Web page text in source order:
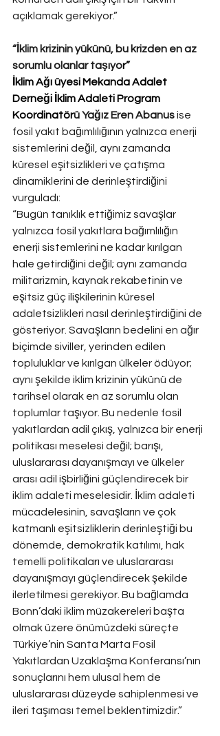
açıklamak gerekiyor.”
“İklim krizinin yükünü, bu krizden en az
sorumlu olanlar taşıyor”
İklim Ağı üyesi Mekanda Adalet
Derneği İklim Adaleti Program
Koordinatörü Yağız Eren Abanus ise
fosil yakıt bağımlılığının yalnızca enerji
sistemlerini değil, aynı zamanda
küresel eşitsizlikleri ve çatışma
dinamiklerini de derinleştirdiğini
vurguladı:
“Bugün tanıklık ettiğimiz savaşlar
yalnızca fosil yakıtlara bağımlılığın
enerji sistemlerini ne kadar kırılgan
hale getirdiğini değil; aynı zamanda
militarizmin, kaynak rekabetinin ve
eşitsiz güç ilişkilerinin küresel
adaletsizlikleri nasıl derinleştirdiğini de
gösteriyor. Savaşların bedelini en ağır
biçimde siviller, yerinden edilen
topluluklar ve kırılgan ülkeler ödüyor;
aynı şekilde iklim krizinin yükünü de
tarihsel olarak en az sorumlu olan
toplumlar taşıyor. Bu nedenle fosil
yakıtlardan adil çıkış, yalnızca bir enerji
politikası meselesi değil; barışı,
uluslararası dayanışmayı ve ülkeler
arası adil işbirliğini güçlendirecek bir
iklim adaleti meselesidir. İklim adaleti
mücadelesinin, savaşların ve çok
katmanlı eşitsizliklerin derinleştiği bu
dönemde, demokratik katılımı, hak
temelli politikaları ve uluslararası
dayanışmayı güçlendirecek şekilde
ilerletilmesi gerekiyor. Bu bağlamda
Bonn’daki iklim müzakereleri başta
olmak üzere önümüzdeki süreçte
Türkiye’nin Santa Marta Fosil
Yakıtlardan Uzaklaşma Konferansı’nın
sonuçlarını hem ulusal hem de
uluslararası düzeyde sahiplenmesi ve
ileri taşıması temel beklentimizdir.”